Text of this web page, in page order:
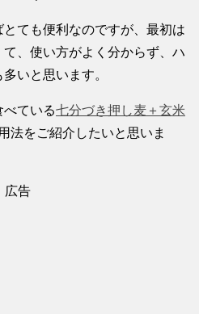
ても便利なのですが、最初は
、使い方がよく分からず、ハ
いと思います。
べている七分づき押し麦＋玄米
法をご紹介したいと思いま
広告